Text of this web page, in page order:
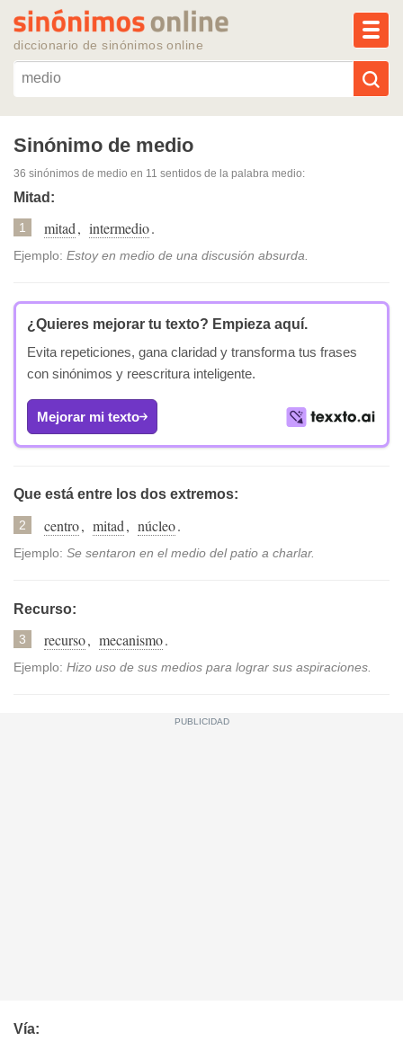
diccionario de sinónimos online
Reescribir texto con IA
Sinónimos populares
Temas populares
Sinónimo de medio
36 sinónimos de medio en 11 sentidos de la palabra medio:
Mitad:
1 mitad, intermedio.
Ejemplo: Estoy en medio de una discusión absurda.
¿Quieres mejorar tu texto? Empieza aquí.
Evita repeticiones, gana claridad y transforma tus frases
con sinónimos y reescritura inteligente.
Mejorar mi texto
Que está entre los dos extremos:
2 centro, mitad, núcleo.
Ejemplo: Se sentaron en el medio del patio a charlar.
Recurso:
3 recurso, mecanismo.
Ejemplo: Hizo uso de sus medios para lograr sus aspiraciones.
Vía: